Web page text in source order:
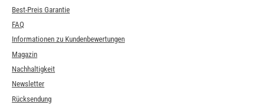
Best-Preis Garantie
FAQ
Informationen zu Kundenbewertungen
Magazin
Nachhaltigkeit
Newsletter
Rücksendung